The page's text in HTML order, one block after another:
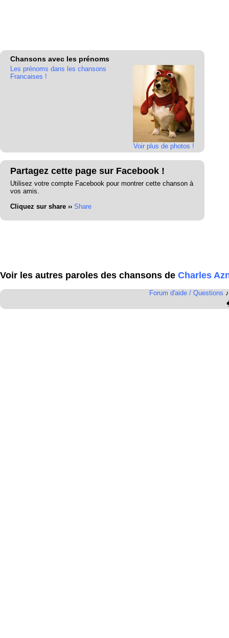
Chansons avec les prénoms
Voir plus de photos !
Les prénoms dans les chansons
Francaises !
Partagez cette page sur Facebook !
Utilisez votre compte Facebook pour montrer cette chanson à
vos amis.
Cliquez sur share ›› Share
Voir les autres paroles des chansons de Charles
Forum d'aide / Questions